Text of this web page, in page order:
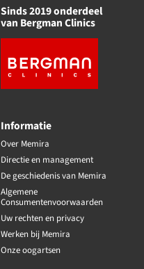
Sinds 2019 onderdeel
van Bergman Clinics
Informatie
Over Memira
Directie en management
De geschiedenis van Memira
Algemene
Consumentenvoorwaarden
Uw rechten en privacy
Werken bij Memira
Onze oogartsen